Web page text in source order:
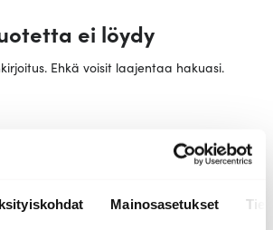
Mainosasetukset
ei löydy
Ehkä voisit laajentaa hakuasi.